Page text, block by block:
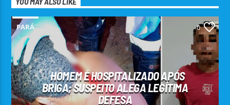
PARÁ 0
HOMEM É HOSPITALIZADO APÓS
BRIGA; SUSPEITO ALEGA LEGÍTIMA
DEFESA